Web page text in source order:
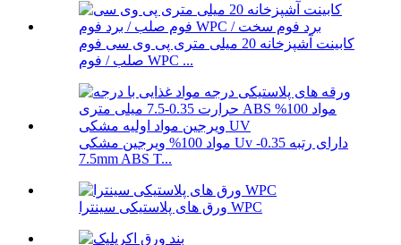
کابینت آشپزخانه 20 میلی متری پی وی سی فوم
صلب / فوم WPC ...
مواد 100% ویرجین مشکی Uv دارای رتبه 0.35-
7.5mm ABS T...
ورق های پلاستیکی سینترا WPC